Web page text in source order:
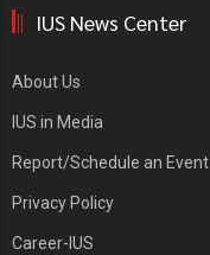
IUS News Center
About Us
IUS in Media
Report/Schedule an Event
Privacy Policy
Career-IUS